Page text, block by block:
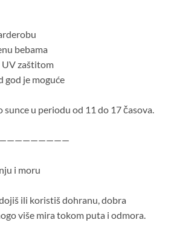
bebama
UV zaštitom
god je moguće
u periodu od 11 do 17 časova.
i moru
ili koristiš dohranu, dobra
više mira tokom puta i odmora.